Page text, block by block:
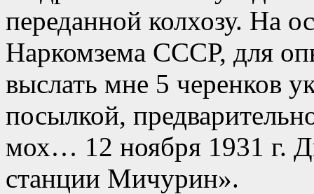
переданной колхозу. На
Наркомзема СССР, для
выслать мне 5 черенков
посылкой,
мох… 12 ноября 1931 г.
станции Мичурин».